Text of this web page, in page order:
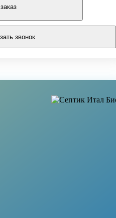
Быстрый заказ
Заказать звонок